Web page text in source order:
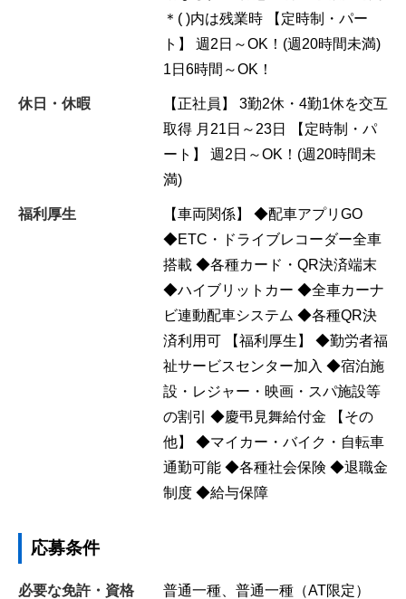
＊( )内は残業時 【定時制・パー
ト】 週2日～OK！(週20時間未満)
1日6時間～OK！
休日・休暇
【正社員】 3勤2休・4勤1休を交互
取得 月21日～23日 【定時制・パ
ート】 週2日～OK！(週20時間未
満)
福利厚生
【車両関係】 ◆配車アプリGO
◆ETC・ドライブレコーダー全車
搭載 ◆各種カード・QR決済端末
◆ハイブリットカー ◆全車カーナ
ビ連動配車システム ◆各種QR決
済利用可 【福利厚生】 ◆勤労者福
祉サービスセンター加入 ◆宿泊施
設・レジャー・映画・スパ施設等
の割引 ◆慶弔見舞給付金 【その
他】 ◆マイカー・バイク・自転車
通勤可能 ◆各種社会保険 ◆退職金
制度 ◆給与保障
応募条件
必要な免許・資格 普通一種、普通一種（AT限定）